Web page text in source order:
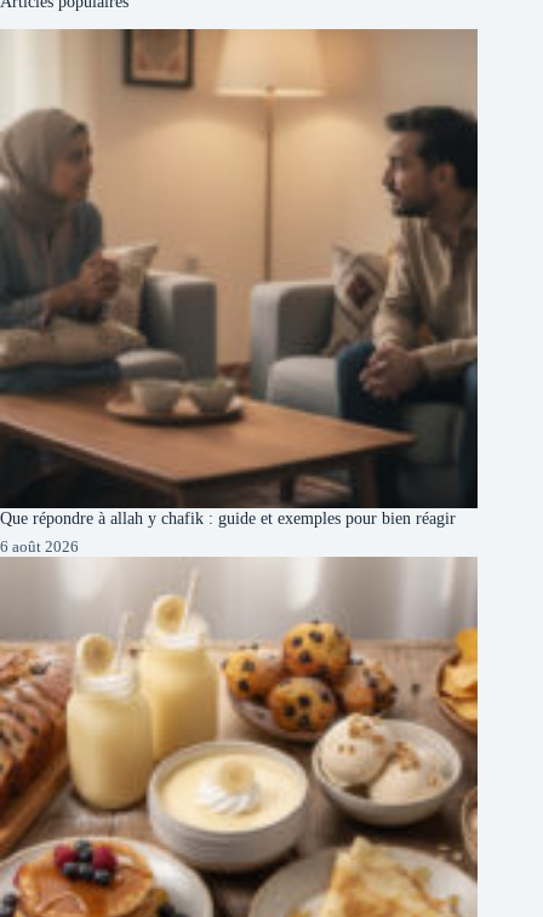
Que répondre à allah y chafik : guide et exemples pour bien réagir
6 août 2026